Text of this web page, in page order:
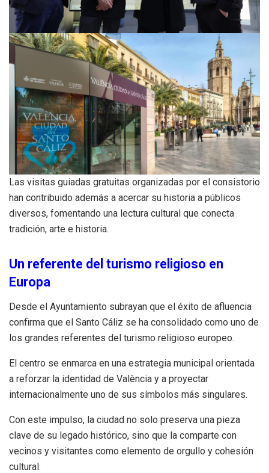
Las visitas guiadas gratuitas organizadas por el consistorio
han contribuido además a acercar su historia a públicos
diversos, fomentando una lectura cultural que conecta
tradición, arte e historia.
Un referente del turismo religioso en
Europa
Desde el Ayuntamiento subrayan que el éxito de afluencia
confirma que el Santo Cáliz se ha consolidado como uno de
los grandes referentes del turismo religioso europeo.
El centro se enmarca en una estrategia municipal orientada
a reforzar la identidad de València y a proyectar
internacionalmente uno de sus símbolos más singulares.
Con este impulso, la ciudad no solo preserva una pieza
clave de su legado histórico, sino que la comparte con
vecinos y visitantes como elemento de orgullo y cohesión
cultural.